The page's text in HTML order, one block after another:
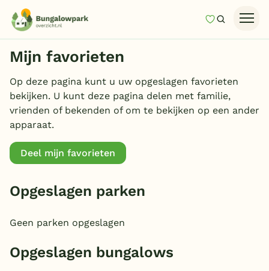
MijnZoeken
Last minutes
Top 12 aanbiedingen
Zomervakantie
Nazomeren
Vakantiehuizen
Vakantiepark keuzehulp
Subtropisch zwembad
Mijn favorieten
Op deze pagina kunt u uw opgeslagen favorieten
bekijken. U kunt deze pagina delen met familie,
vrienden of bekenden of om te bekijken op een ander
apparaat.
Deel mijn favorieten
Opgeslagen parken
Geen parken opgeslagen
Opgeslagen bungalows